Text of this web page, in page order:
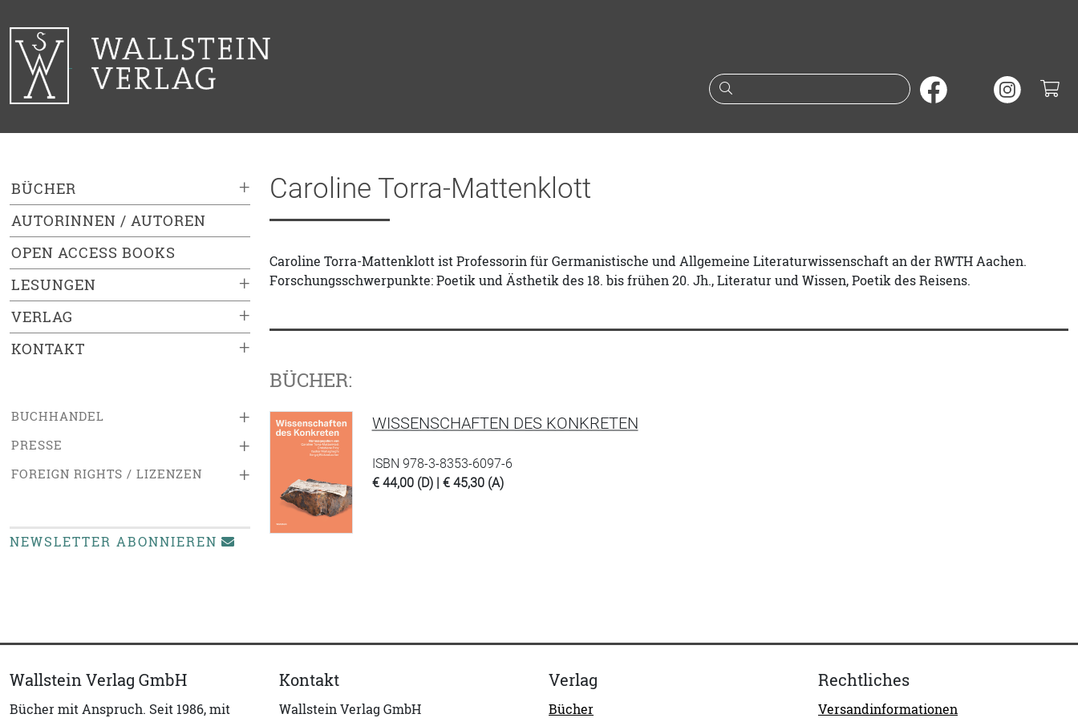
Suche nach Büchern oder
+
BÜCHER
AUTORINNEN / AUTOREN
OPEN ACCESS BOOKS
+
LESUNGEN
+
VERLAG
+
KONTAKT
+
BUCHHANDEL
+
PRESSE
+
FOREIGN RIGHTS / LIZENZEN
NEWSLETTER ABONNIEREN
Caroline Torra-Mattenklott
Caroline Torra-Mattenklott ist Professorin für Germanistische und Allgemeine Literaturwissenschaft an der RWTH Aachen.
Forschungsschwerpunkte: Poetik und Ästhetik des 18. bis frühen 20. Jh., Literatur und Wissen, Poetik des Reisens.
BÜCHER:
WISSENSCHAFTEN DES KONKRETEN
ISBN 978-3-8353-6097-6
€ 44,00 (D) | € 45,30 (A)
Wallstein Verlag GmbH
Bücher mit Anspruch. Seit 1986, mit
Kontakt
Wallstein Verlag GmbH
Verlag
Bücher
Rechtliches
Versandinformationen